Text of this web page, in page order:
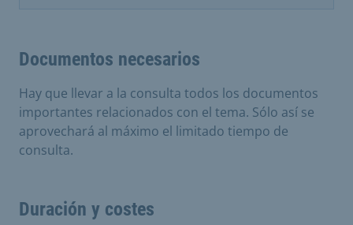
Documentos necesarios
Hay que llevar a la consulta todos los documentos
importantes relacionados con el tema. Sólo así se
aprovechará al máximo el limitado tiempo de
consulta.
Duración y costes